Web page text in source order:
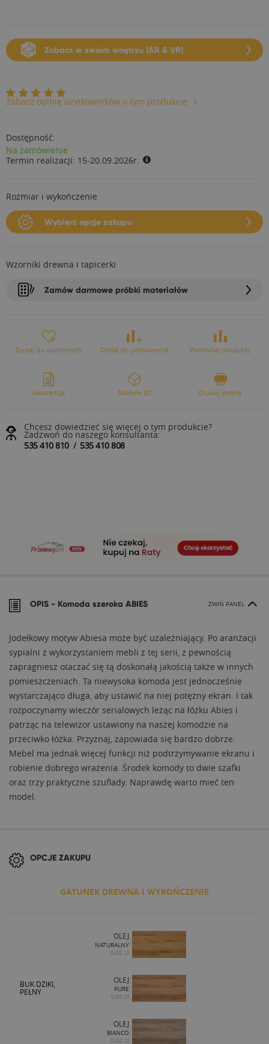
Zobacz w swoim wnętrzu (AR & VR)
Zobacz opinie użytkowników o tym produkcie
Dostępność:
Na zamówienie
Termin realizacji: 15-20.09.2026r.
Rozmiar i wykończenie
Wybierz opcje zakupu
Wzorniki drewna i tapicerki
Zamów darmowe próbki materiałów
Dodaj do ulubionych Dodaj do porównania Porównaj produkty
Gwarancja Modele 3D Drukuj stronę
Chcesz dowiedzieć się więcej o tym produkcie?
Zadzwoń do naszego konsultanta:
535 410 810/ 535 410 808
OPIS - Komoda szeroka ABIES ZWIŃ PANEL
Jodełkowy motyw Abiesa może być uzależniający. Po aranżacji
sypialni z wykorzystaniem mebli z tej serii, z pewnością
zapragniesz otaczać się tą doskonałą jakością także w innych
pomieszczeniach. Ta niewysoka komoda jest jednocześnie
wystarczająco długa, aby ustawić na niej potężny ekran. I tak
rozpoczynamy wieczór serialowych leżąc na łóżku Abies i
patrząc na telewizor ustawiony na naszej komodzie na
przeciwko łóżka. Przyznaj, zapowiada się bardzo dobrze.
Mebel ma jednak więcej funkcji niż podtrzymywanie ekranu i
robienie dobrego wrażenia. Środek komody to dwie szafki
oraz trzy praktyczne szuflady. Naprawdę warto mieć ten
model.
OPCJE ZAKUPU
GATUNEK DREWNA I WYKOŃCZENIE
BUK DZIKI,
PEŁNY
OLEJ
NATURALNY
0,00 zł
OLEJ
PURE
0,00 zł
OLEJ
BIANCO
0,00 zł